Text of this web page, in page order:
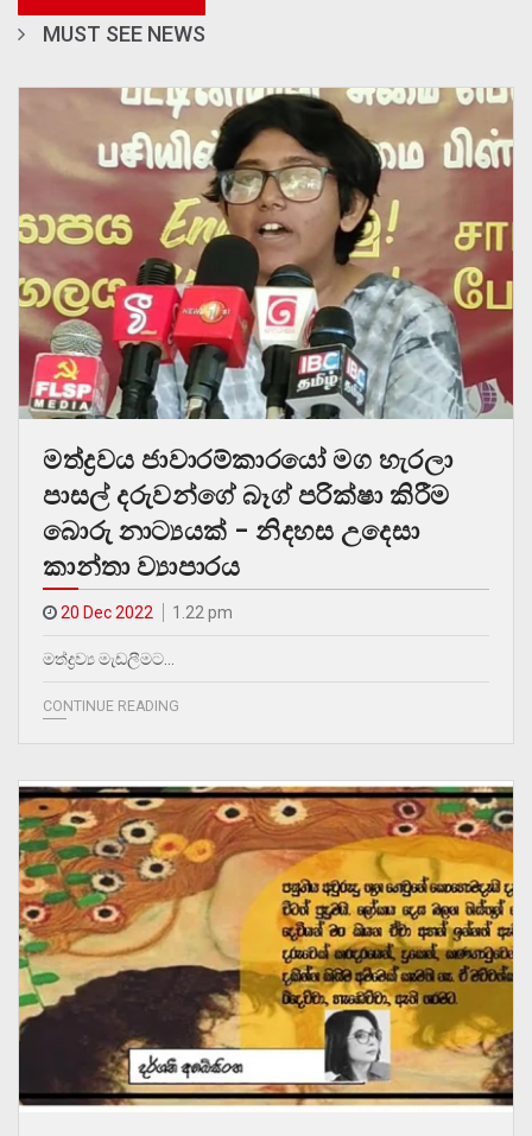
MUST SEE NEWS
මත්ද්‍රවය ජාවාරම්කාරයෝ මග හැරලා
පාසල් දරුවන්ගේ බෑග් පරික්ෂා කිරීම
බොරු නාට්‍යයක් – නිදහස උදෙසා
කාන්තා ව්‍යාපාරය
20 Dec 2022 1.22 pm
මත්ද්‍රව්‍ය මැඩලීමට…
CONTINUE READING